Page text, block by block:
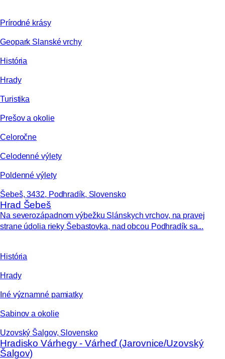
Prírodné krásy
Geopark Slanské vrchy
História
Hrady
Turistika
Prešov a okolie
Celoročne
Celodenné výlety
Poldenné výlety
Šebeš, 3432, Podhradík, Slovensko
Hrad Šebeš
Na severozápadnom výbežku Slánskych vrchov, na pravej
strane údolia rieky Šebastovka, nad obcou Podhradík sa...
História
Hrady
Iné významné pamiatky
Sabinov a okolie
Uzovský Šalgov, Slovensko
Hradisko Várhegy - Várheď (Jarovnice/Uzovský
Šalgov)